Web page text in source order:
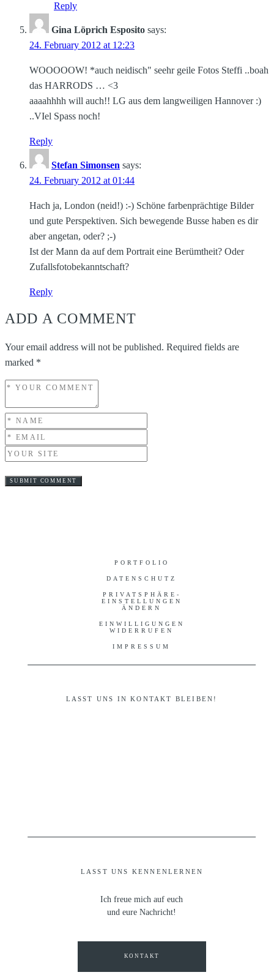
Reply
Gina Löprich Esposito says:
24. February 2012 at 12:23
WOOOOOW! *auch neidisch" seehr geile Fotos Steffi ..boah
das HARRODS … <3
aaaahhhh will auch!! LG aus dem langweiligen Hannover :)
..VIel Spass noch!
Reply
Stefan Simonsen says:
24. February 2012 at 01:44
Hach ja, London (neid!) :-) Schöne farbenprächtige Bilder
und gute Perspektiven. Sich bewegende Busse haben es dir
aber angetan, oder? ;-)
Ist der Mann da auf dem Portrait eine Berümtheit? Oder
Zufallsfotobekanntschaft?
Reply
ADD A COMMENT
Your email address will not be published. Required fields are
marked *
PORTFOLIO
DATENSCHUTZ
PRIVATSPHÄRE-
EINSTELLUNGEN
ÄNDERN
EINWILLIGUNGEN
WIDERRUFEN
IMPRESSUM
LASST UNS KENNENLERNEN
LASST UNS IN KONTAKT BLEIBEN!
Ich freue mich auf euch
und eure Nachricht!
KONTAKT